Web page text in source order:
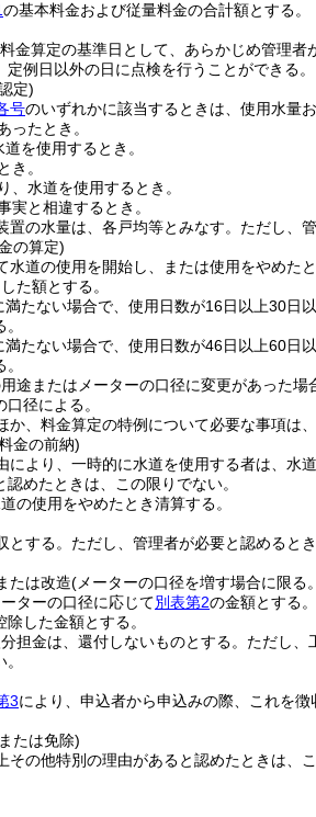
の基本料金および従量料金の合計額とする。
金算定の基準日として、あらかじめ管理者
例日以外の日に点検を行うことができる。
定)
号のいずれかに該当するときは、使用水量
ったとき。
を使用するとき。
き。
、水道を使用するとき。
実と相違するとき。
置の水量は、各戸均等とみなす。 ただし、
の算定)
水道の使用を開始し、または使用をやめた
た額とする。
たない場合で、使用日数が16日以上30日
たない場合で、使用日数が46日以上60日
途またはメーターの口径に変更があった場
径による。
か、料金算定の特例について必要な事項は、
金の前納)
により、一時的に水道を使用する者は、水
めたときは、この限りでない。
の使用をやめたとき清算する。
とする。 ただし、管理者が必要と認めると
たは改造(メーターの口径を増す場合に限る
ターの口径に応じて別表第2の金額とする。
した金額とする。
担金は、還付しないものとする。 ただし、
3により、申込者から申込みの際、これを徴
たは免除)
その他特別の理由があると認めたときは、